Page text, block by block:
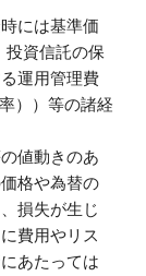
には基準価
投資信託の保
運用管理費
））等の諸経
値動きのあ
格や為替の
損失が生じ
費用やリス
あたっては